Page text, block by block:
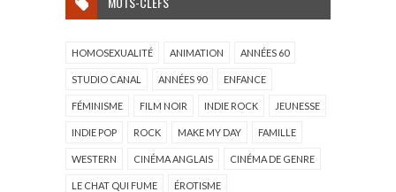
HOMOSEXUALITÉ ANIMATION ANNÉES 60
STUDIO CANAL ANNÉES 90 ENFANCE
FÉMINISME FILM NOIR INDIE ROCK JEUNESSE
INDIE POP ROCK MAKE MY DAY FAMILLE
WESTERN CINÉMA ANGLAIS CINÉMA DE GENRE
LE CHAT QUI FUME ÉROTISME